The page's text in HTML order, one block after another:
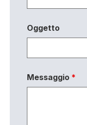
Oggetto
Messaggio *